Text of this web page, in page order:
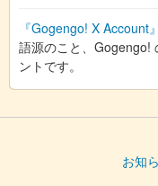
『Gogengo! X Account』
語源のこと、Gogengo!
ントです。
お知